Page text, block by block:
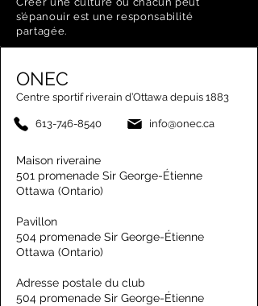
s’épanouir est une responsabilité
partagée.
ONEC
Centre sportif riverain d’Ottawa depuis 1883
613-746-8540 info@onec.ca
Maison riveraine
501 promenade Sir George-Étienne
Ottawa (Ontario)
Pavillon
504 promenade Sir George-Étienne
Ottawa (Ontario)
Adresse postale du club
504 promenade Sir George-Étienne